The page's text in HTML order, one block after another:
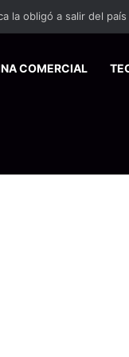
COMERCIAL